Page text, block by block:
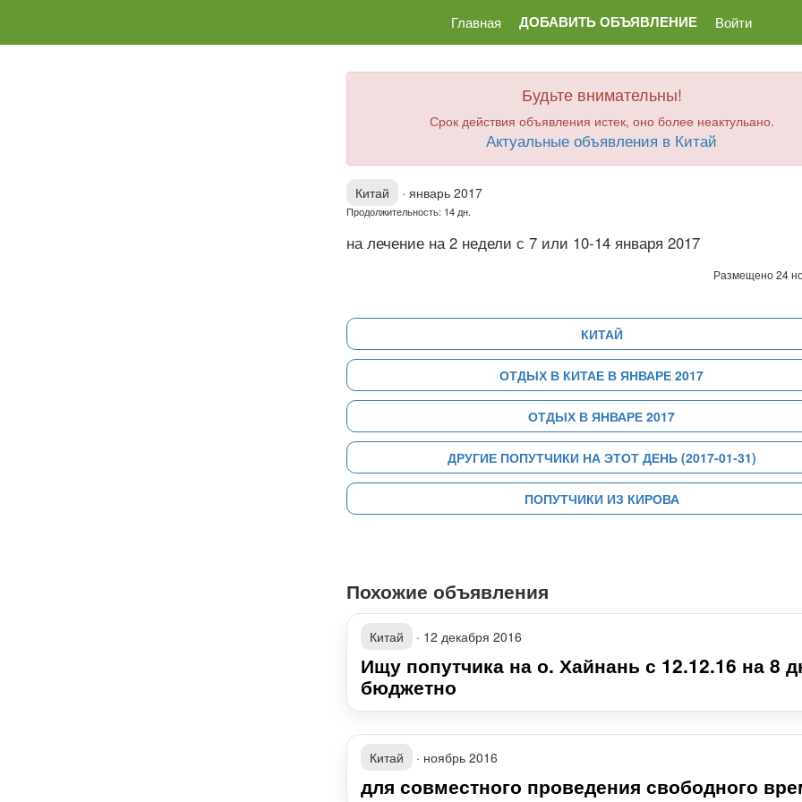
Главная ДОБАВИТЬ ОБЪЯВЛЕНИЕ Войти
Будьте внимательны!
Срок действия объявления истек, оно более неактульано.
Актуальные объявления в Китай
Китай · январь 2017
Продолжительность: 14 дн.
на лечение на 2 недели с 7 или 10-14 января 2017
Размещено 24
КИТАЙ
ОТДЫХ В КИТАЕ В ЯНВАРЕ 2017
ОТДЫХ В ЯНВАРЕ 2017
ДРУГИЕ ПОПУТЧИКИ НА ЭТОТ ДЕНЬ (2017-01-31)
ПОПУТЧИКИ ИЗ КИРОВА
Похожие объявления
Китай · 12 декабря 2016
Ищу попутчика на о. Хайнань с 12.12.16 на 8
бюджетно
Китай · ноябрь 2016
для совместного проведения свободного